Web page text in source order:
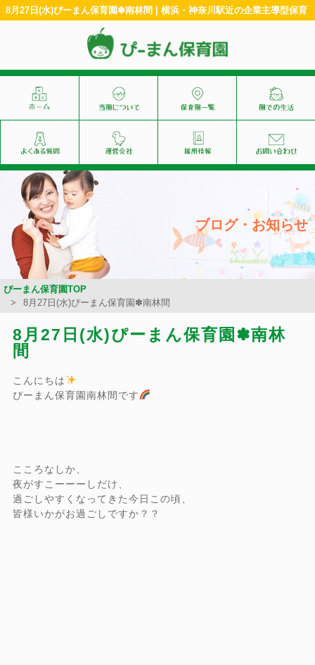
8月27日(水)ぴーまん保育園✽南林間 | 横浜・神奈川駅近の企業主導型保育
ブログ・お知らせ
ぴーまん保育園TOP
8月27日(水)ぴーまん保育園✽南林間
8月27日(水)ぴーまん保育園✽南林
間
こんにちは
ぴーまん保育園南林間です
こころなしか、
夜がすこーーーしだけ、
過ごしやすくなってきた今日この頃、
皆様いかがお過ごしですか？？